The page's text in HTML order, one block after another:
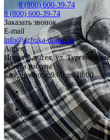
8 (800) 600-39-74
8 (800) 600-39-74
Заказать звонок
E-mail
info@azbuka-doma.ru
Адрес
Новая Адыгея, ул.
Режим работы
Ежедневно: с 9:00 до 18:00